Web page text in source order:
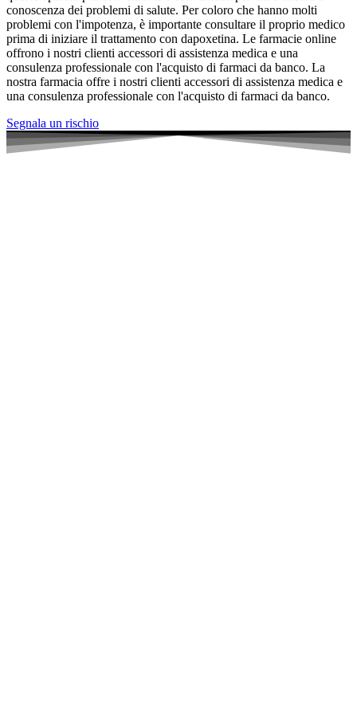
conoscenza dei problemi di salute. Per coloro che hanno molti
problemi con l'impotenza, è importante consultare il proprio medico
prima di iniziare il trattamento con dapoxetina. Le farmacie online
offrono i nostri clienti accessori di assistenza medica e una
consulenza professionale con l'acquisto di farmaci da banco. La
nostra farmacia offre i nostri clienti accessori di assistenza medica e
una consulenza professionale con l'acquisto di farmaci da banco.
Segnala un rischio